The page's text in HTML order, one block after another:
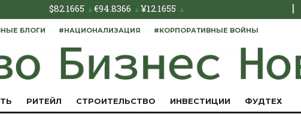
$82.1665 ▲€94.8366 ▲¥12.1655 ▲ |
БЛОГИ #НАЦИОНАЛИЗАЦИЯ #КОРПОРАТИВНЫЕ ВОЙНЫ
РИТЕЙЛ СТРОИТЕЛЬСТВО ИНВЕСТИЦИИ ФУДТЕХ